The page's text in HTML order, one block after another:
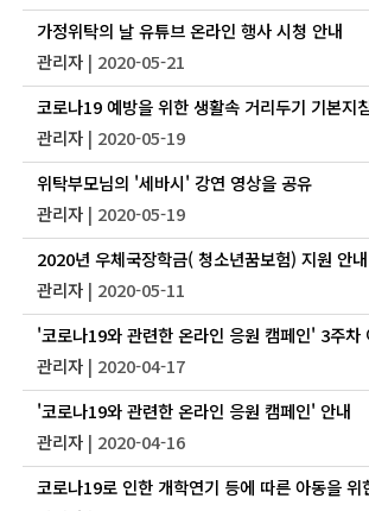
가정위탁의 날 유튜브 온라인 행사 시청 안내
관리자 | 2020-05-21
코로나19 예방을 위한 생활속 거리두기 기본지
관리자 | 2020-05-19
위탁부모님의 '세바시' 강연 영상을 공유
관리자 | 2020-05-19
2020년 우체국장학금( 청소년꿈보험) 지원 안내
관리자 | 2020-05-11
'코로나19와 관련한 온라인 응원 캠페인' 3주차
관리자 | 2020-04-17
'코로나19와 관련한 온라인 응원 캠페인' 안내
관리자 | 2020-04-16